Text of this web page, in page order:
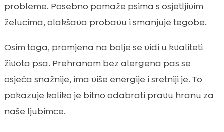
probleme. Posebno pomaže psima s osjetljivim
želucima, olakšava probavu i smanjuje tegobe.
Osim toga, promjena na bolje se vidi u kvaliteti
života psa. Prehranom bez alergena pas se
osjeća snažnije, ima više energije i sretniji je. To
pokazuje koliko je bitno odabrati pravu hranu za
naše ljubimce.